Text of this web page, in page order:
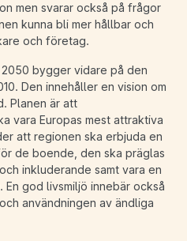
men svarar också på frågor
kunna bli mer hållbar och
och företag.
bygger vidare på den
Den innehåller en vision om
Planen är att
vara Europas mest attraktiva
att regionen ska erbjuda en
de boende, den ska präglas
inkluderande samt vara en
god livsmiljö innebär också
användningen av ändliga